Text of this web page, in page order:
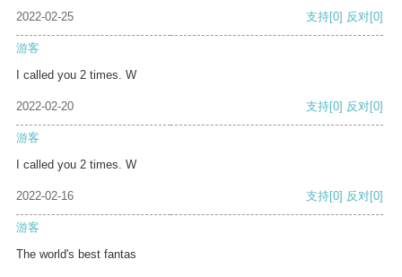
2022-02-25 支持[0] 反对[0]
游客
I called you 2 times. W
2022-02-20 支持[0] 反对[0]
游客
I called you 2 times. W
2022-02-16 支持[0] 反对[0]
游客
The world's best fantas